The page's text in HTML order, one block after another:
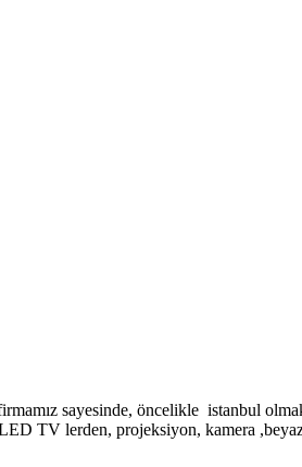
sayesinde, öncelikle istanbul
TV lerden, projeksiyon, kamera